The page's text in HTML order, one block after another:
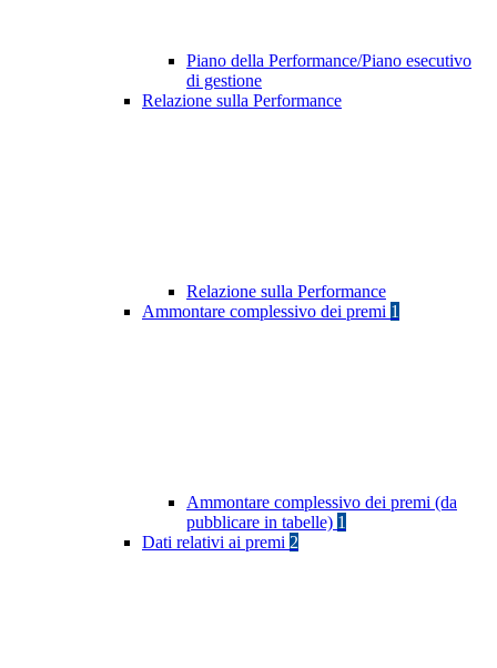
Piano della Performance/Piano esecutivo
di gestione
Relazione sulla Performance
Relazione sulla Performance
Ammontare complessivo dei premi 1
Ammontare complessivo dei premi (da
pubblicare in tabelle) 1
Dati relativi ai premi 2